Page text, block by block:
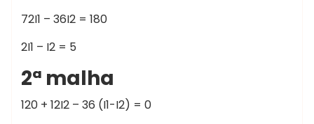
72I1 – 36I2 = 180
2I1 – I2 = 5
2ª malha
120 + 12I2 – 36 (I1-I2) = 0